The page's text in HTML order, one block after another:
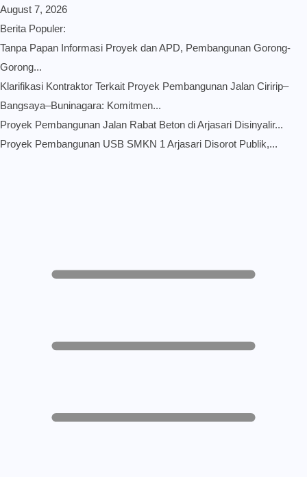
August 7, 2026
Berita Populer:
Tanpa Papan Informasi Proyek dan APD, Pembangunan Gorong-
Gorong...
Klarifikasi Kontraktor Terkait Proyek Pembangunan Jalan Ciririp–
Bangsaya–Buninagara: Komitmen...
Proyek Pembangunan Jalan Rabat Beton di Arjasari Disinyalir...
Proyek Pembangunan USB SMKN 1 Arjasari Disorot Publik,...